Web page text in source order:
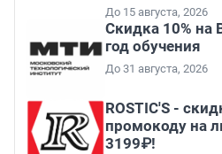
До 15 августа, 2026
Скидка 10%
год обучения
До 31 августа, 2026
ROSTIC'S -
промокоду на
3199₽!